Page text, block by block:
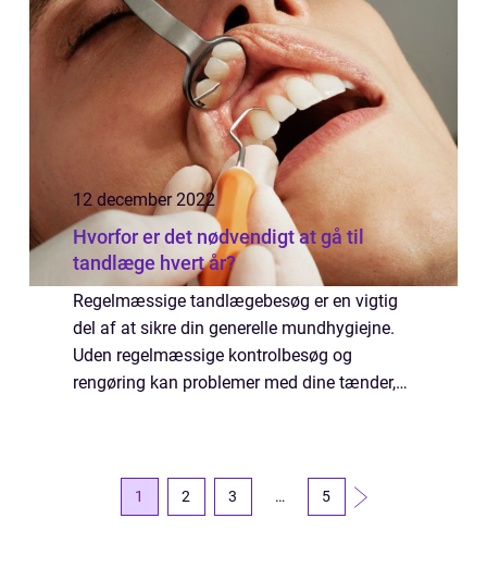
inddrage specialiserede...
12 december 2022
Hvorfor er det nødvendigt at gå til
tandlæge hvert år?
Regelmæssige tandlægebesøg er en vigtig
del af at sikre din generelle mundhygiejne.
Uden regelmæssige kontrolbesøg og
rengøring kan problemer med dine tænder,
1 2 3 … 5